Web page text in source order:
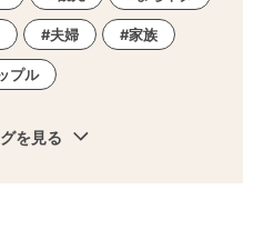
夫婦 家族
プル
を見る